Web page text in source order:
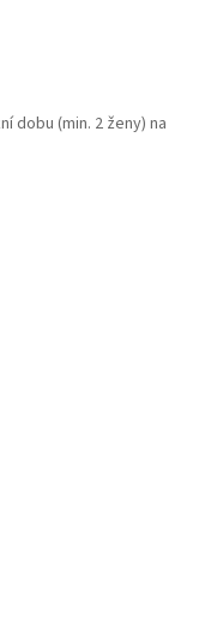
dobu (min. 2 ženy) na